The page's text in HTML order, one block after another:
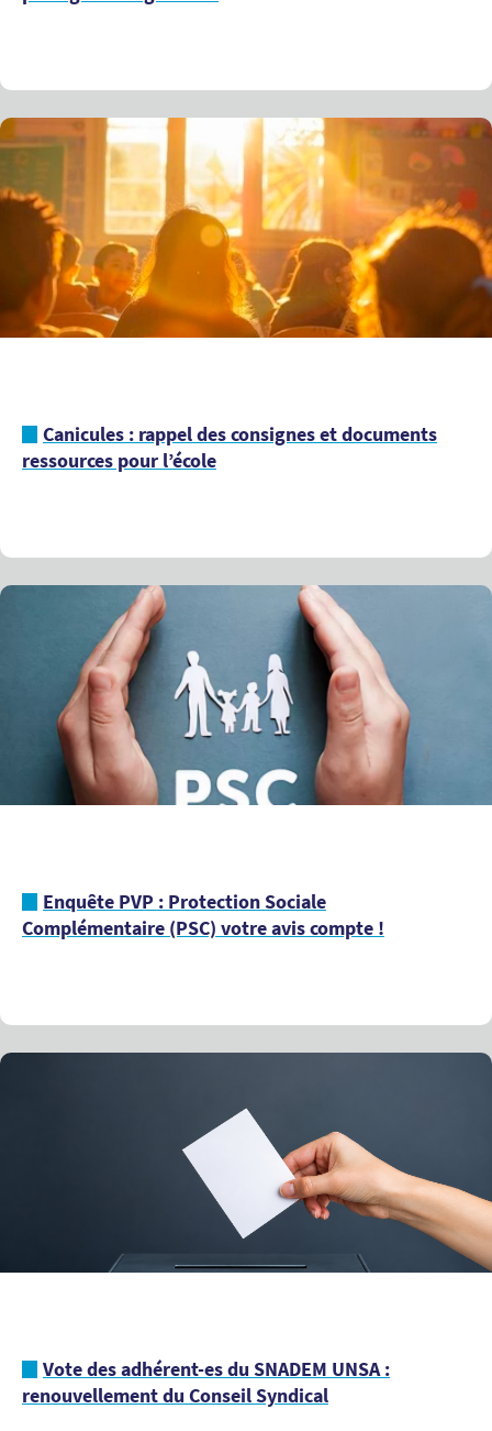
Canicules : rappel des consignes et documents
ressources pour l’école
Enquête PVP : Protection Sociale
Complémentaire (PSC) votre avis compte !
Vote des adhérent-es du SNADEM UNSA :
renouvellement du Conseil Syndical